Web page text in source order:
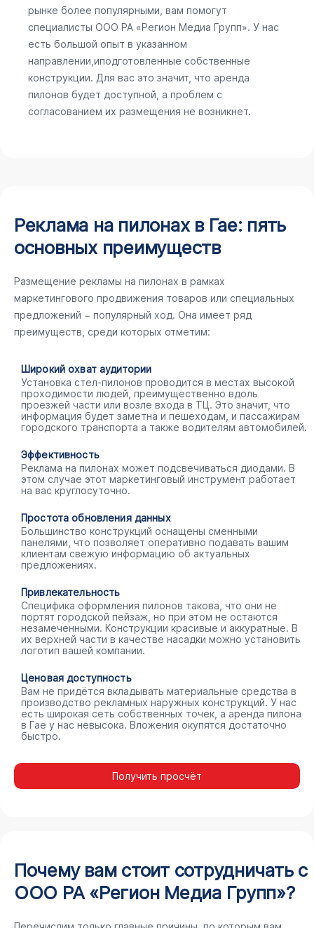
рынке более популярными, вам помогут
специалисты ООО РА «Регион Медиа Групп». У нас
есть большой опыт в указанном
направлении,иподготовленные собственные
конструкции. Для вас это значит, что аренда
пилонов будет доступной, а проблем с
согласованием их размещения не возникнет.
Реклама на пилонах в Гае: пять
основных преимуществ
Размещение рекламы на пилонах в рамках
маркетингового продвижения товаров или специальных
предложений − популярный ход. Она имеет ряд
преимуществ, среди которых отметим:
Широкий охват аудитории
Установка стел-пилонов проводится в местах высокой
проходимости людей, преимущественно вдоль
проезжей части или возле входа в ТЦ. Это значит, что
информация будет заметна и пешеходам, и пассажирам
городского транспорта а также водителям автомобилей.
Эффективность
Реклама на пилонах может подсвечиваться диодами. В
этом случае этот маркетинговый инструмент работает
на вас круглосуточно.
Простота обновления данных
Большинство конструкций оснащены сменными
панелями, что позволяет оперативно подавать вашим
клиентам свежую информацию об актуальных
предложениях.
Привлекательность
Специфика оформления пилонов такова, что они не
портят городской пейзаж, но при этом не остаются
незамеченными. Конструкции красивые и аккуратные. В
их верхней части в качестве насадки можно установить
логотип вашей компании.
Ценовая доступность
Вам не придётся вкладывать материальные средства в
производство рекламных наружных конструкций. У нас
есть широкая сеть собственных точек, а аренда пилона
в Гае у нас невысока. Вложения окупятся достаточно
быстро.
Получить просчёт
Почему вам стоит сотрудничать с
ООО РА «Регион Медиа Групп»?